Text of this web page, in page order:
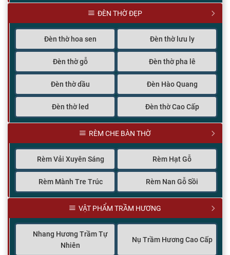
ĐÈN THỜ ĐẸP
Đèn thờ hoa sen Đèn thờ lưu ly
Đèn thờ gỗ Đèn thờ pha lê
Đèn thờ dầu Đèn Hào Quang
Đèn thờ led Đèn thờ Cao Cấp
RÈM CHE BÀN THỜ
Rèm Vải Xuyên Sáng Rèm Hạt Gỗ
Rèm Mành Tre Trúc Rèm Nan Gỗ Sồi
VẬT PHẨM TRẦM HƯƠNG
Nhang Hương Trầm Tự
Nhiên
Nụ Trầm Hương Cao Cấp